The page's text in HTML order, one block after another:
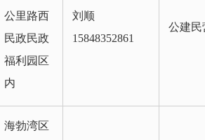
公里路西
民政民政
福利园区
内
刘顺
15848352861
公建民
海勃湾区